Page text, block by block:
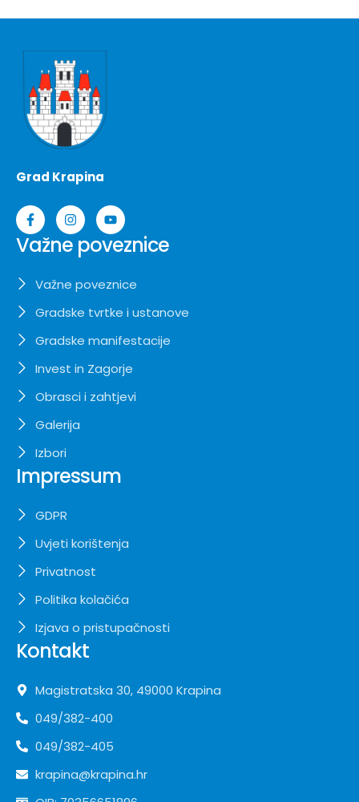
Grad Krapina
Važne poveznice
Važne poveznice
Gradske tvrtke i ustanove
Gradske manifestacije
Invest in Zagorje
Obrasci i zahtjevi
Galerija
Izbori
Impressum
GDPR
Uvjeti korištenja
Privatnost
Politika kolačića
Izjava o pristupačnosti
Kontakt
Magistratska 30, 49000 Krapina
049/382-400
049/382-405
krapina@krapina.hr